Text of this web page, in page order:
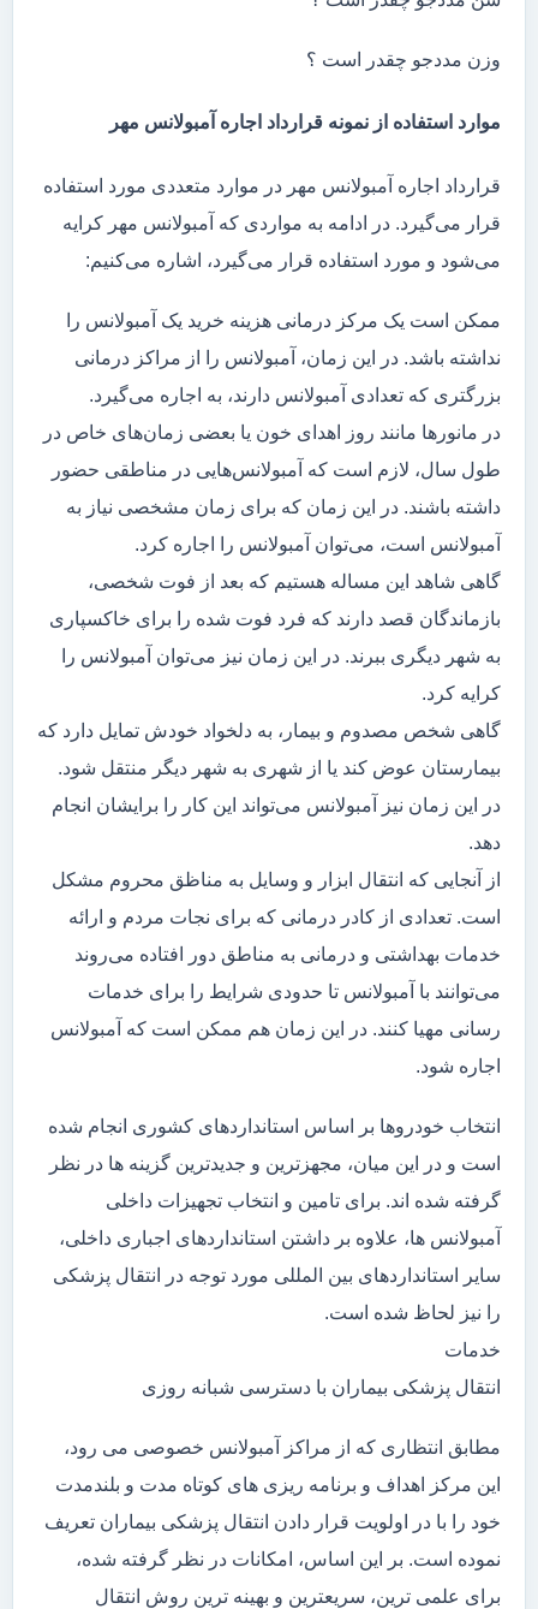
وزن مددجو چقدر است ؟
موارد استفاده از نمونه قرارداد اجاره آمبولانس مهر
قرارداد اجاره آمبولانس مهر در موارد متعددی مورد استفاده
قرار می‌گیرد. در ادامه به مواردی که آمبولانس مهر کرایه
می‌شود و مورد استفاده قرار می‌گیرد، اشاره می‌کنیم:
ممکن است یک مرکز درمانی هزینه خرید یک آمبولانس را
نداشته باشد. در این زمان، آمبولانس را از مراکز درمانی
بزرگتری که تعدادی آمبولانس دارند، به اجاره می‌گیرد.
در مانور‌ها مانند روز اهدای خون یا بعضی زمان‌های خاص در
طول سال، لازم است که آمبولانس‌هایی در مناطقی حضور
داشته باشند. در این زمان که برای زمان مشخصی نیاز به
آمبولانس است، می‌توان آمبولانس را اجاره کرد.
گاهی شاهد این مساله هستیم که بعد از فوت شخصی،
بازماندگان قصد دارند که فرد فوت شده را برای خاکسپاری
به شهر دیگری ببرند. در این زمان نیز می‌توان آمبولانس را
کرایه کرد.
گاهی شخص مصدوم و بیمار، به دلخواد خودش تمایل دارد که
بیمارستان عوض کند یا از شهری به شهر دیگر منتقل شود.
در این زمان نیز آمبولانس می‌تواند این کار را برایشان انجام
دهد.
از آنجایی که انتقال ابزار و وسایل به مناظق محروم مشکل
است. تعدادی از کادر درمانی که برای نجات مردم و ارائه
خدمات بهداشتی و درمانی به مناطق دور افتاده می‌روند
می‌توانند با آمبولانس تا حدودی شرایط را برای خدمات
رسانی مهیا کنند. در این زمان هم ممکن است که آمبولانس
اجاره شود.
انتخاب خودروها بر اساس استانداردهای کشوری انجام شده
است و در این میان، مجهزترین و جدیدترین گزینه ها در نظر
گرفته شده اند. برای تامین و انتخاب تجهیزات داخلی
آمبولانس ها، علاوه بر داشتن استانداردهای اجباری داخلی،
سایر استانداردهای بین المللی مورد توجه در انتقال پزشکی
را نیز لحاظ شده است.
خدمات
انتقال پزشکی بیماران با دسترسی شبانه روزی
مطابق انتظاری که از مراکز آمبولانس خصوصی می رود،
این مرکز اهداف و برنامه ریزی های کوتاه مدت و بلندمدت
خود را با در اولویت قرار دادن انتقال پزشکی بیماران تعریف
نموده است. بر این اساس، امکانات در نظر گرفته شده،
برای علمی ترین، سریعترین و بهینه ترین روش انتقال